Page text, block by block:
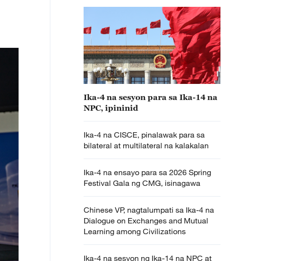
Ika-4 na sesyon para sa Ika-14 na
NPC, ipininid
Ika-4 na CISCE, pinalawak para sa
bilateral at multilateral na kalakalan
Ika-4 na ensayo para sa 2026 Spring
Festival Gala ng CMG, isinagawa
Chinese VP, nagtalumpati sa Ika-4 na
Dialogue on Exchanges and Mutual
Learning among Civilizations
Ika-4 na sesyon ng Ika-14 na NPC at